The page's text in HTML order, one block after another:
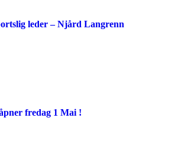
leder – Njård Langrenn
fredag 1 Mai !